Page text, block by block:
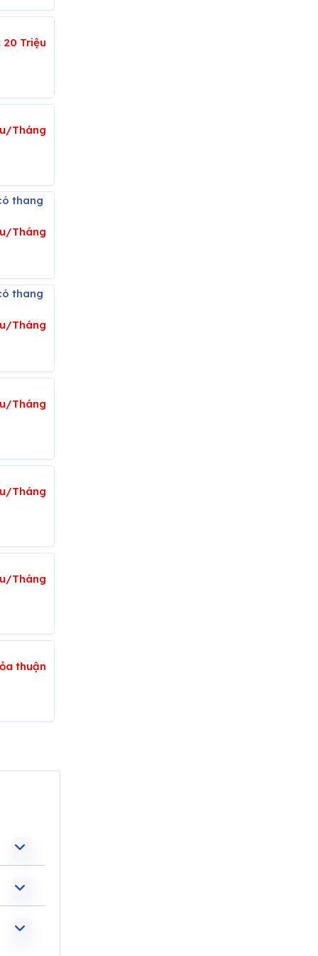
20 Triệu
Tháng
Tháng
Tháng
Tháng
Tháng
Tháng
thuận